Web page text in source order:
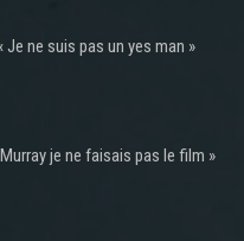
ne suis pas un yes man »
je ne faisais pas le film »